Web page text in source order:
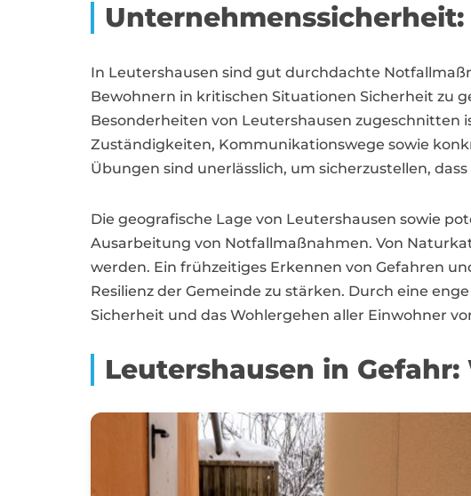
In Leutershausen sind gut durchdachte
Bewohnern in kritischen Situationen Sicherheit zu
Besonderheiten von Leutershausen zugeschnitten
Zuständigkeiten, Kommunikationswege sowie
Übungen sind unerlässlich, um sicherzustellen,
Die geografische Lage von Leutershausen sowie
Ausarbeitung von Notfallmaßnahmen. Von
werden. Ein frühzeitiges Erkennen von Gefahren
Resilienz der Gemeinde zu stärken. Durch eine
Sicherheit und das Wohlergehen aller Einwohner
Leutershausen in